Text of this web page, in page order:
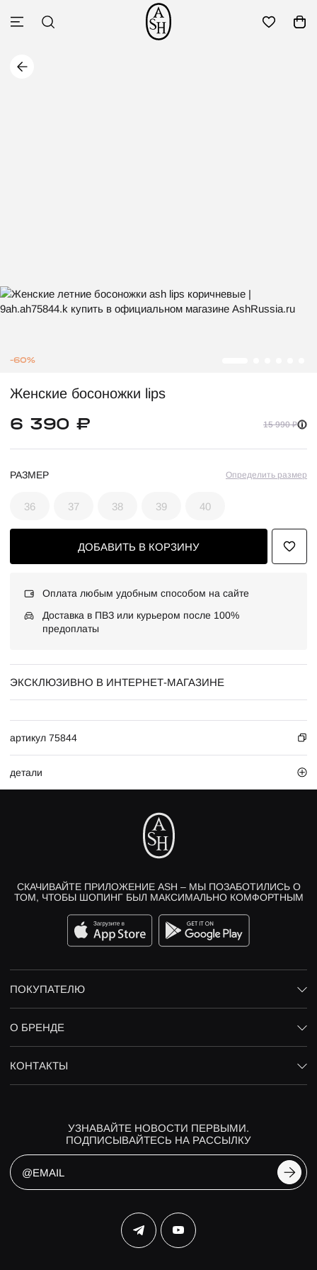
-60%
Женские босоножки lips
6 390 ₽ 15 990 ₽
РАЗМЕР Определить размер
36 37 38 39 40
ДОБАВИТЬ В КОРЗИНУ
Оплата любым удобным способом на сайте
Доставка в ПВЗ или курьером после 100%
предоплаты
ЭКСКЛЮЗИВНО В ИНТЕРНЕТ-МАГАЗИНЕ
артикул 75844
детали
СКАЧИВАЙТЕ ПРИЛОЖЕНИЕ ASH – МЫ ПОЗАБОТИЛИСЬ О
ТОМ, ЧТОБЫ ШОПИНГ БЫЛ МАКСИМАЛЬНО КОМФОРТНЫМ
ПОКУПАТЕЛЮ
О БРЕНДЕ
КОНТАКТЫ
УЗНАВАЙТЕ НОВОСТИ ПЕРВЫМИ.
ПОДПИСЫВАЙТЕСЬ НА РАССЫЛКУ